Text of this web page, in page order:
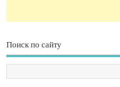
Поиск по сайту